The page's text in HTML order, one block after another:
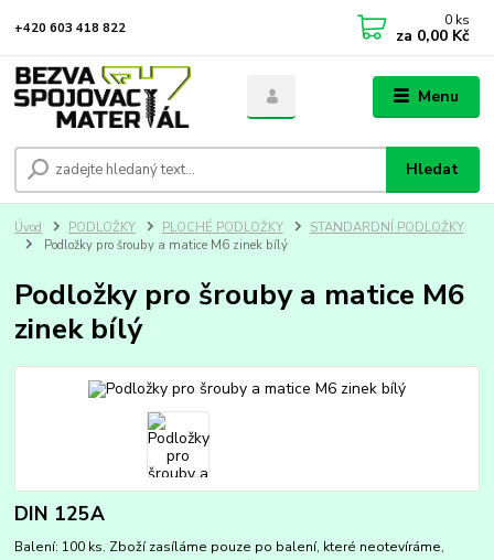
Menu
Hledat
+420 603 418 822 0 ks
za 0,00 Kč
Úvod PODLOŽKY PLOCHÉ PODLOŽKY
STANDARDNÍ PODLOŽKY
Podložky pro šrouby a matice M6 zinek bílý
Podložky pro šrouby a matice M6
zinek bílý
DIN 125A
Balení: 100 ks. Zboží zasíláme pouze po balení, které neotevíráme,